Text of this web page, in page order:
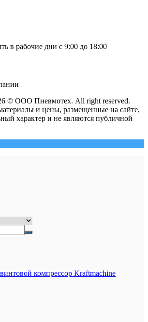
в рабочие дни с 9:00 до 18:00
© ООО Пневмотех. All right reserved.
и цены, размещенные на сайте,
характер и не являются публичной
компрессор Kraftmaсhine